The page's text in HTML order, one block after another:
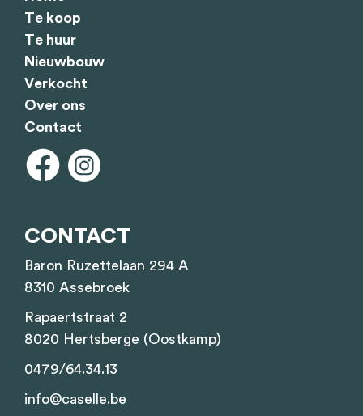
Te koop
Te huur
Nieuwbouw
Verkocht
Over ons
Contact
CONTACT
Baron Ruzettelaan 294 A
8310 Assebroek
Rapaertstraat 2
8020 Hertsberge (Oostkamp)
0479/64.34.13
info@caselle.be